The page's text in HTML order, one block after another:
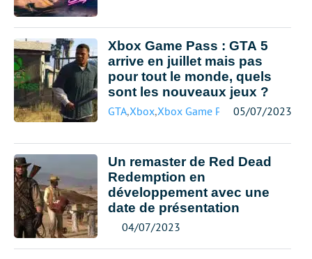
Xbox Game Pass : GTA 5
arrive en juillet mais pas
pour tout le monde, quels
sont les nouveaux jeux ?
GTA,Xbox,Xbox Game Pass05/07/2023
Un remaster de Red Dead
Redemption en
développement avec une
date de présentation
04/07/2023